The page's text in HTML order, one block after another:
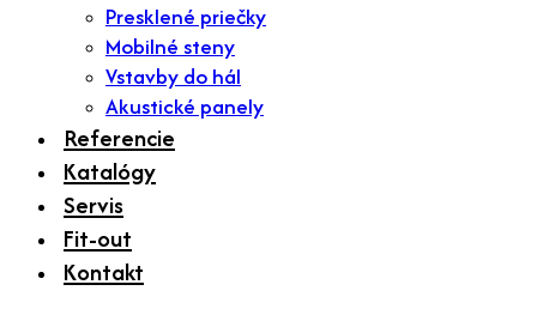
Presklené priečky
Mobilné steny
Vstavby do hál
Akustické panely
Referencie
Katalógy
Servis
Fit-out
Kontakt